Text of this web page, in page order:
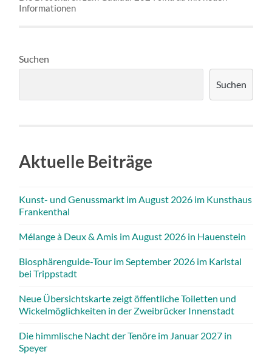
Informationen
Suchen
Suchen
Aktuelle Beiträge
Kunst- und Genussmarkt im August 2026 im Kunsthaus
Frankenthal
Mélange à Deux & Amis im August 2026 in Hauenstein
Biosphärenguide-Tour im September 2026 im Karlstal
bei Trippstadt
Neue Übersichtskarte zeigt öffentliche Toiletten und
Wickelmöglichkeiten in der Zweibrücker Innenstadt
Die himmlische Nacht der Tenöre im Januar 2027 in
Speyer